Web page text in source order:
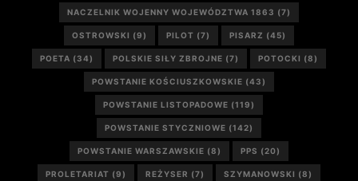
NACZELNIK WOJENNY WOJEWÓDZTWA 1863 (7)
OSTROWSKI (9) PILOT (7) PISARZ (45)
POETA (34) POLSKIE SIŁY ZBROJNE (7) POTOCKI (8)
POWSTANIE KOŚCIUSZKOWSKIE (43)
POWSTANIE LISTOPADOWE (119)
POWSTANIE STYCZNIOWE (142)
POWSTANIE WARSZAWSKIE (8) PPS (20)
PROLETARIAT (9) REŻYSER (7) SZYMANOWSKI (8)